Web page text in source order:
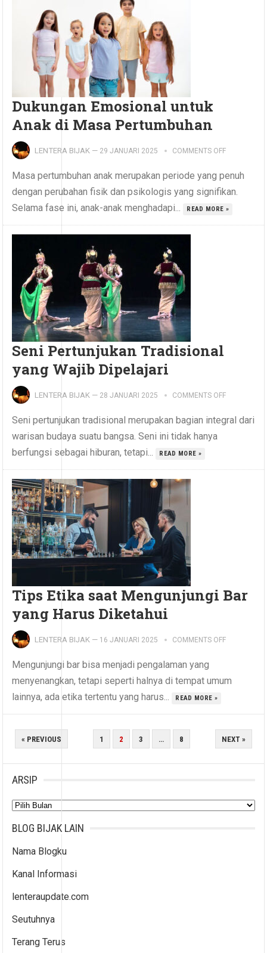
Dukungan Emosional untuk
Anak di Masa Pertumbuhan
LENTERA BIJAK — 29 JANUARI 2025 COMMENTS OFF
Masa pertumbuhan anak merupakan periode yang penuh
dengan perubahan fisik dan psikologis yang signifikan.
Selama fase ini, anak-anak menghadapi...
READ MORE »
Seni Pertunjukan Tradisional
yang Wajib Dipelajari
LENTERA BIJAK — 28 JANUARI 2025 COMMENTS OFF
Seni pertunjukan tradisional merupakan bagian integral dari
warisan budaya suatu bangsa. Seni ini tidak hanya
berfungsi sebagai hiburan, tetapi...
READ MORE »
Tips Etika saat Mengunjungi Bar
yang Harus Diketahui
LENTERA BIJAK — 16 JANUARI 2025 COMMENTS OFF
Mengunjungi bar bisa menjadi pengalaman yang
menyenangkan, tetapi seperti halnya di tempat umum
lainnya, ada etika tertentu yang harus...
READ MORE »
PAGINASI
« PREVIOUS 1 2 3 … 8 NEXT »
ARSIP
Arsip
BLOG BIJAK LAIN
Nama Blogku
Kanal Informasi
lenteraupdate.com
Seutuhnya
Terang Terus